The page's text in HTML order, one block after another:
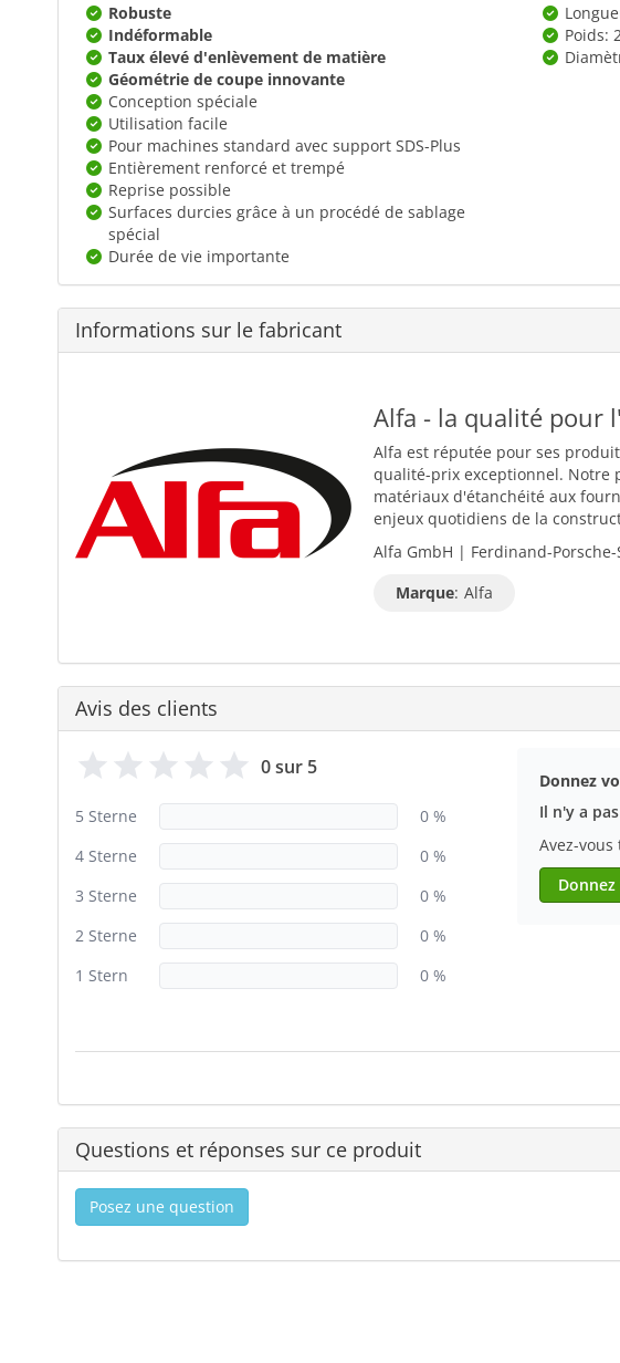
Robuste
Indéformable
Taux élevé d'enlèvement de matière
Géométrie de coupe innovante
Conception spéciale
Utilisation facile
Pour machines standard avec support SDS-Plus
Entièrement renforcé et trempé
Reprise possible
Surfaces durcies grâce à un procédé de sablage
spécial
Durée de vie importante
Poids:
Informations sur le fabricant
Alfa - la qualité pour
Alfa est réputée pour ses
qualité-prix exceptionnel. Notre
matériaux d'étanchéité aux
enjeux quotidiens de la
Alfa GmbH | Ferdinand-
Marque: Alfa
Avis des clients
0 sur 5
5 Sterne
0 %
4 Sterne
0 %
3 Sterne
0 %
2 Sterne
0 %
1 Stern
0 %
Donnez
Il n'y a
Avez-
Questions et réponses sur ce produit
Posez une question